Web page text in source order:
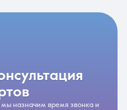
назначим время звонка и